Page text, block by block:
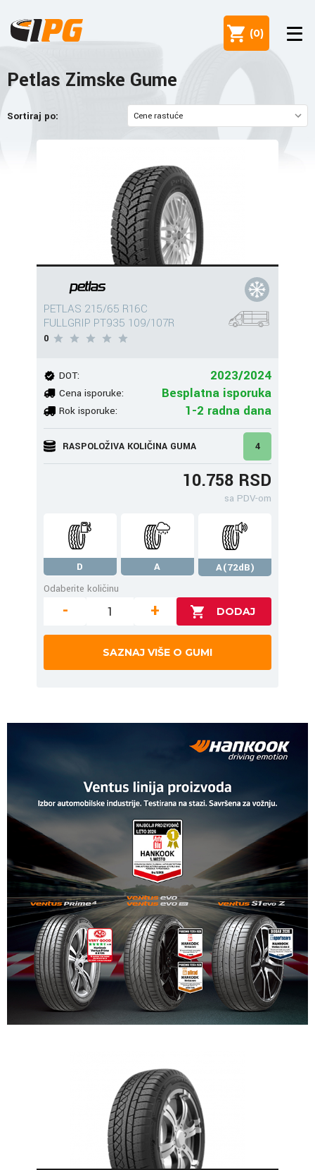
(0)
Petlas Zimske Gume
Sortiraj po:
PETLAS 215/65 R16C
FULLGRIP PT935 109/107R
0
DOT: 2023/2024
Cena isporuke: Besplatna isporuka
Rok isporuke: 1-2 radna dana
RASPOLOŽIVA KOLIČINA GUMA 4
10.758 RSD
sa PDV-om
D A
A(72dB)
Odaberite količinu
- +
SAZNAJ VIŠE O GUMI